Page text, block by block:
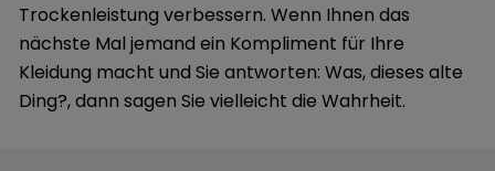
Trockenleistung verbessern. Wenn Ihnen das
nächste Mal jemand ein Kompliment für Ihre
Kleidung macht und Sie antworten: Was, dieses alte
Ding?, dann sagen Sie vielleicht die Wahrheit.